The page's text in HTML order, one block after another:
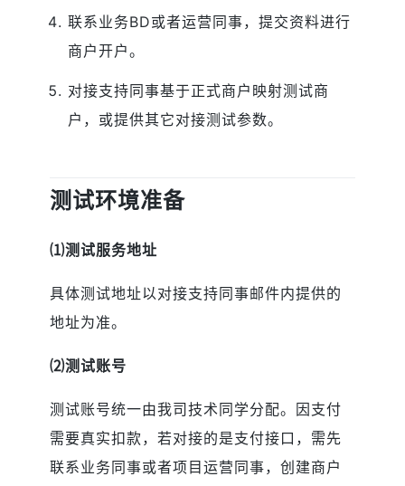
联系业务BD或者运营同事，提交资料进行
商户开户。
对接支持同事基于正式商户映射测试商
户，或提供其它对接测试参数。
测试环境准备
⑴测试服务地址
具体测试地址以对接支持同事邮件内提供的
地址为准。
⑵测试账号
测试账号统一由我司技术同学分配。因支付
需要真实扣款，若对接的是支付接口，需先
联系业务同事或者项目运营同事，创建商户